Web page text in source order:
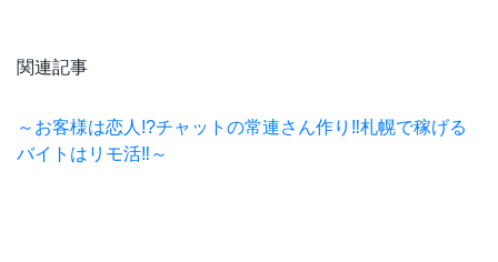
関連記事
～お客様は恋人!?チャットの常連さん作り‼札幌で稼げる
バイトはリモ活‼～